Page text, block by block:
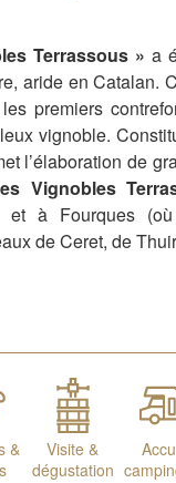
Terrassous » a
aride en Catalan.
premiers
vignoble.
l’élaboration de
Vignobles
à Fourques
de Ceret, de
&
Visite &
dégustation